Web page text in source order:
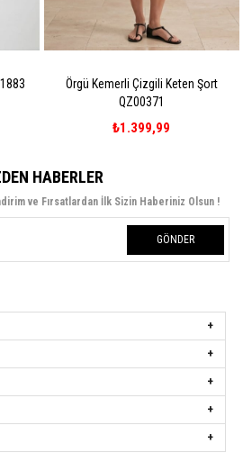
Örgü Kemerli Çizgili Keten Şort
QZ00371
₺1.399,99
HABERLER
ve Fırsatlardan İlk Sizin Haberiniz Olsun !
GÖNDER